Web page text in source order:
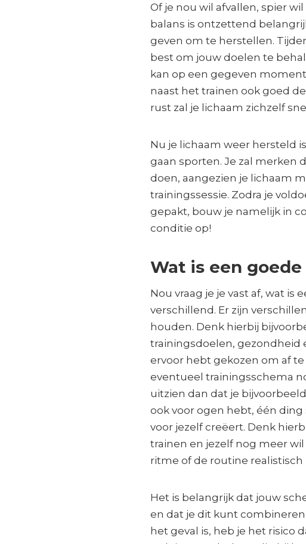
Of je nou wil afvallen, spier
balans is ontzettend
geven om te herstellen.
best om jouw doelen te
kan op een gegeven
naast het trainen ook goed
rust zal je lichaam zichzelf
Nu je lichaam weer hersteld
gaan sporten. Je zal merken
doen, aangezien je lichaam
trainingssessie. Zodra je
gepakt, bouw je namelijk in
conditie op!
Wat is een
Nou vraag je je vast af, wat is
verschillend. Er zijn
houden. Denk hierbij
trainingsdoelen, gezondheid
ervoor hebt gekozen om af
eventueel trainingsschema
uitzien dan dat je
ook voor ogen hebt, één
voor jezelf creëert. Denk
trainen en jezelf nog meer
ritme of de routine
Het is belangrijk dat jouw
en dat je dit kunt
het geval is, heb je het risico